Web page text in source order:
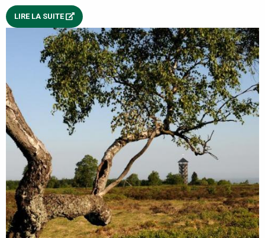
LIRE LA SUITE